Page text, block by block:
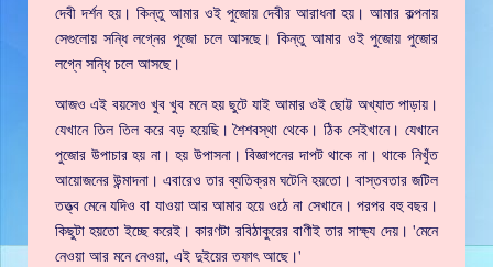
দেবী দর্শন হয়। কিন্তু আমার ওই পুজোয় দেবীর আরাধনা হয়। আমার কল্পনায়
সেগুলোয় সন্ধি লগ্নের পুজো চলে আসছে। কিন্তু আমার ওই পুজোয় পুজোর
লগ্নে সন্ধি চলে আসছে।
আজও এই বয়সেও খুব খুব মনে হয় ছুটে যাই আমার ওই ছোট্ট অখ্যাত পাড়ায়।
যেখানে তিল তিল করে বড় হয়েছি। শৈশবস্থা থেকে। ঠিক সেইখানে। যেখানে
পুজোর উপাচার হয় না। হয় উপাসনা। বিজ্ঞাপনের দাপট থাকে না। থাকে নিখুঁত
আয়োজনের উন্মাদনা। এবারেও তার ব্যতিক্রম ঘটেনি হয়তো। বাস্তবতার জটিল
তত্ত্ব মেনে যদিও বা যাওয়া আর আমার হয়ে ওঠে না সেখানে। পরপর বহু বছর।
কিছুটা হয়তো ইচ্ছে করেই। কারণটা রবিঠাকুরের বাণীই তার সাক্ষ্য দেয়। 'মেনে
নেওয়া আর মনে নেওয়া, এই দুইয়ের তফাৎ আছে।'